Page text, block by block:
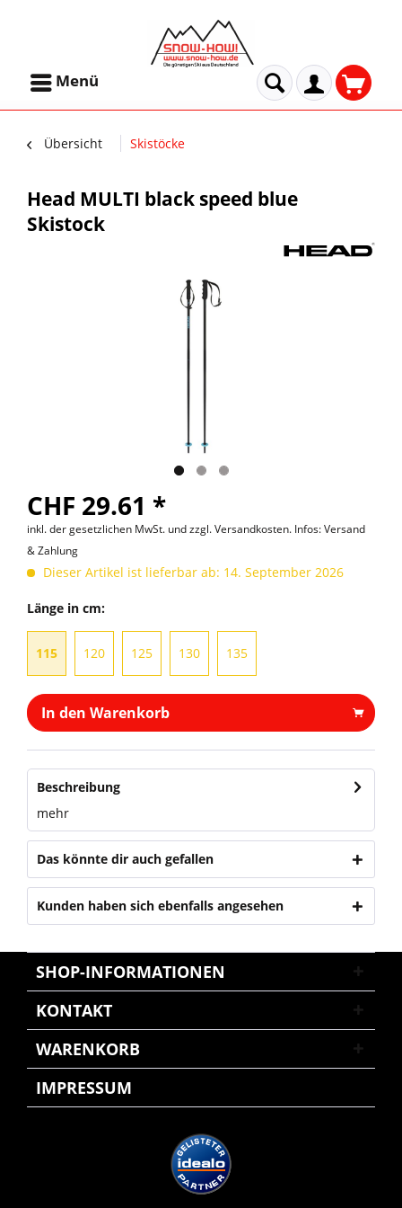
Menü
Übersicht Skistöcke
Head MULTI black speed blue
Skistock
CHF 29.61 *
inkl. der gesetzlichen MwSt. undzzgl. Versandkosten. Infos: Versand
& Zahlung
Dieser Artikel ist lieferbar ab: 14. September 2026
Länge in cm:
115 120 125 130 135
In den Warenkorb
Beschreibung
mehr
Das könnte dir auch gefallen
Kunden haben sich ebenfalls angesehen
SHOP-INFORMATIONEN
KONTAKT
WARENKORB
IMPRESSUM